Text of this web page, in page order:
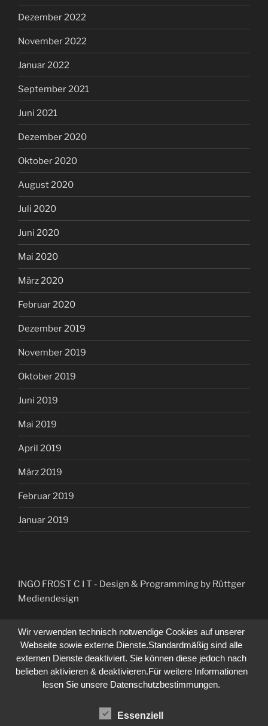
Dezember 2022
November 2022
Januar 2022
September 2021
Juni 2021
Dezember 2020
Oktober 2020
August 2020
Juli 2020
Juni 2020
Mai 2020
März 2020
Februar 2020
Dezember 2019
November 2019
Oktober 2019
Juni 2019
Mai 2019
April 2019
März 2019
Februar 2019
Januar 2019
INGO FROST C I T - Design & Programming by Rüttger
Mediendesign
Wir verwenden technisch notwendige Cookies auf unserer
Webseite sowie externe Dienste.Standardmäßig sind alle
externen Dienste deaktiviert. Sie können diese jedoch nach
belieben aktivieren & deaktivieren.Für weitere Informationen
lesen Sie unsere Datenschutzbestimmungen.
Essenziell